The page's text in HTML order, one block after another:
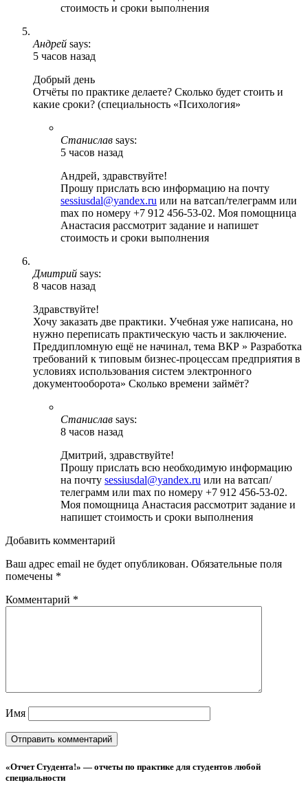
стоимость и сроки выполнения
Андрей says:
5 часов назад
Добрый день
Отчёты по практике делаете? Сколько будет стоить и
какие сроки? (специальность «Психология»
Станислав says:
5 часов назад
Андрей, здравствуйте!
Прошу прислать всю информацию на почту
sessiusdal@yandex.ru или на ватсап/телеграмм или
max по номеру +7 912 456-53-02. Моя помощница
Анастасия рассмотрит задание и напишет
стоимость и сроки выполнения
Дмитрий says:
8 часов назад
Здравствуйте!
Хочу заказать две практики. Учебная уже написана, но
нужно переписать практическую часть и заключение.
Преддипломную ещё не начинал, тема ВКР » Разработка
требований к типовым бизнес-процессам предприятия в
условиях использования систем электронного
документооборота» Сколько времени займёт?
Станислав says:
8 часов назад
Дмитрий, здравствуйте!
Прошу прислать всю необходимую информацию
на почту sessiusdal@yandex.ru или на ватсап/
телеграмм или max по номеру +7 912 456-53-02.
Моя помощница Анастасия рассмотрит задание и
напишет стоимость и сроки выполнения
Добавить комментарий
Ваш адрес email не будет опубликован. Обязательные поля
помечены *
Комментарий *
Имя
«Отчет Студента!» — отчеты по практике для студентов любой
специальности